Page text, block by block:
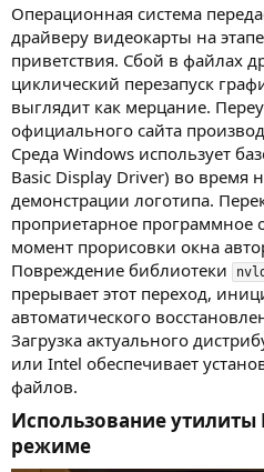
Операционная система
драйверу видеокарты на
приветствия. Сбой в файлах
циклический перезапуск
выглядит как мерцание.
официального сайта
Среда Windows использует
Basic Display Driver) во время
демонстрации логотипа.
проприетарное программное
момент прорисовки окна
Повреждение библиотеки
прерывает этот переход,
автоматического
Загрузка актуального
или Intel обеспечивает
файлов.
Использование утилиты
режиме​